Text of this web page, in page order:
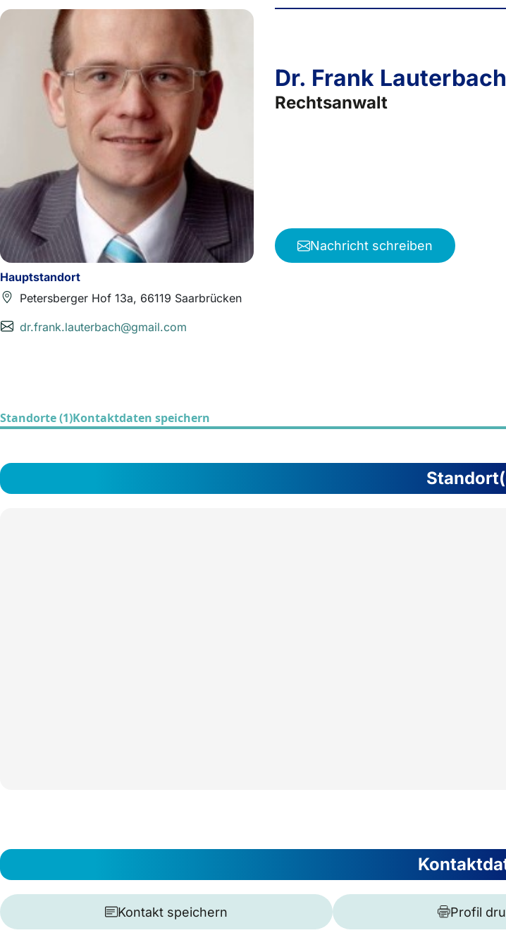
Hauptstandort
Petersberger Hof 13a, 66119 Saarbrücken
dr.frank.lauterbach@gmail.com
Dr. Frank Lauterbach
Rechtsanwalt
Nachricht schreiben
Standorte (1)Kontaktdaten speichern
Kontakt speichern Profil